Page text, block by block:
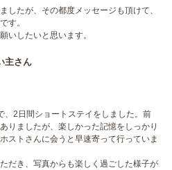
したが、その都度メッセージも頂けて、
す。
いしたいと思います。
主さん
、2日間ショートステイをしました。前
りましたが、楽しかった記憶をしっかり
ストさんに会うと早速寄って行っていま
だき、写真からも楽しく過ごした様子が